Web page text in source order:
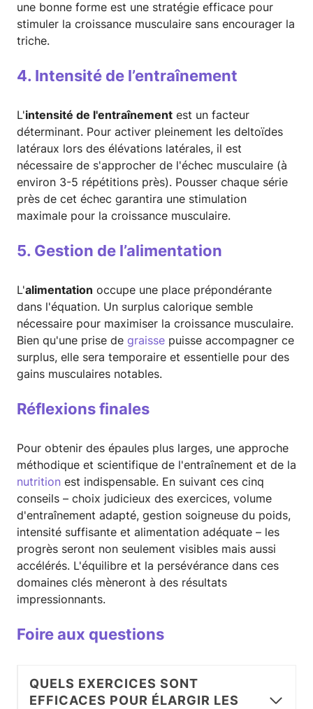
une bonne forme est une stratégie efficace pour
stimuler la croissance musculaire sans encourager la
triche.
4. Intensité de l’entraînement
L'intensité de l'entraînement est un facteur
déterminant. Pour activer pleinement les deltoïdes
latéraux lors des élévations latérales, il est
nécessaire de s'approcher de l'échec musculaire (à
environ 3-5 répétitions près). Pousser chaque série
près de cet échec garantira une stimulation
maximale pour la croissance musculaire.
5. Gestion de l’alimentation
L'alimentation occupe une place prépondérante
dans l'équation. Un surplus calorique semble
nécessaire pour maximiser la croissance musculaire.
Bien qu'une prise de graisse puisse accompagner ce
surplus, elle sera temporaire et essentielle pour des
gains musculaires notables.
Réflexions finales
Pour obtenir des épaules plus larges, une approche
méthodique et scientifique de l'entraînement et de la
nutrition est indispensable. En suivant ces cinq
conseils – choix judicieux des exercices, volume
d'entraînement adapté, gestion soigneuse du poids,
intensité suffisante et alimentation adéquate – les
progrès seront non seulement visibles mais aussi
accélérés. L'équilibre et la persévérance dans ces
domaines clés mèneront à des résultats
impressionnants.
Foire aux questions
QUELS EXERCICES SONT
EFFICACES POUR ÉLARGIR LES